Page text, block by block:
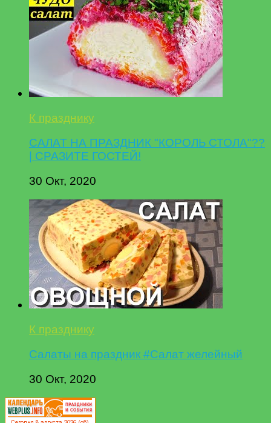
К празднику
САЛАТ НА ПРАЗДНИК "КОРОЛЬ СТОЛА"??
| СРАЗИТЕ ГОСТЕЙ!
30 Окт, 2020
К празднику
Салаты на праздник #Салат желейный
30 Окт, 2020